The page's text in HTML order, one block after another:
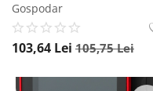
Gospodar
103,64 Lei 105,75Lei